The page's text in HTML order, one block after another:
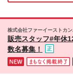
進
ランド
勤務地 【店
株式会社ファーイーストカ
販売スタッフ#年休
数名募集！